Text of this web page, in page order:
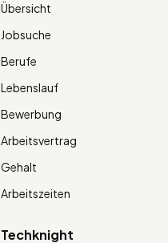
Übersicht
Jobsuche
Berufe
Lebenslauf
Bewerbung
Arbeitsvertrag
Gehalt
Arbeitszeiten
Techknight